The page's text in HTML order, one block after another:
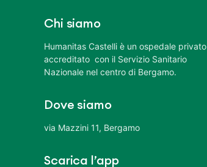
Chi siamo
Humanitas Castelli è un ospedale privato
accreditato con il Servizio Sanitario
Nazionale nel centro di Bergamo.
Dove siamo
via Mazzini 11, Bergamo
Scarica l’app